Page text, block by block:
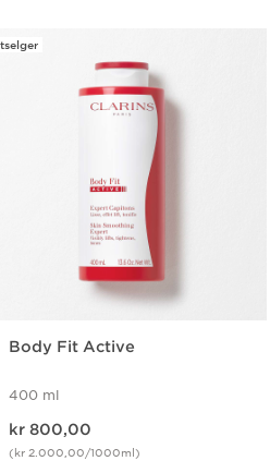
Body Fit Active
400 ml
kr 800,00
(kr 2.000,00/1000ml)